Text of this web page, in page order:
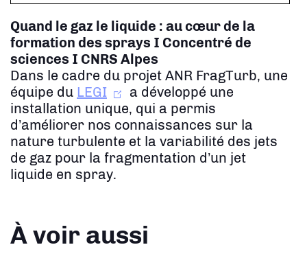
Quand le gaz le liquide : au cœur de la
formation des sprays I Concentré de
sciences I CNRS Alpes
Dans le cadre du projet ANR FragTurb, une
équipe du LEGI
a développé une
installation unique, qui a permis
d’améliorer nos connaissances sur la
nature turbulente et la variabilité des jets
de gaz pour la fragmentation d’un jet
liquide en spray.
À voir aussi